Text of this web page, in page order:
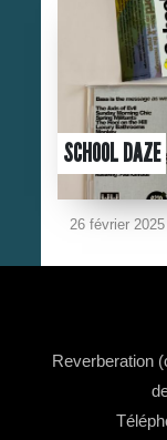
SCHOOL DAZE
26 février 2025
Reverberation